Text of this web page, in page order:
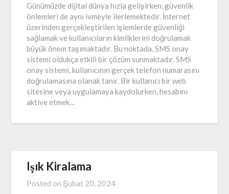
Günümüzde dijital dünya hızla gelişirken, güvenlik
önlemleri de aynı ivmeyle ilerlemektedir. İnternet
üzerinden gerçekleştirilen işlemlerde güvenliği
sağlamak ve kullanıcıların kimliklerini doğrulamak
büyük önem taşımaktadır. Bu noktada, SMS onay
sistemi oldukça etkili bir çözüm sunmaktadır. SMS
onay sistemi, kullanıcının gerçek telefon numarasını
doğrulamasına olanak tanır. Bir kullanıcı bir web
sitesine veya uygulamaya kaydolurken, hesabını
aktive etmek…
Işık Kiralama
Posted on Şubat 20, 2024